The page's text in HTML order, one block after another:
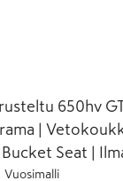
650hv
|
Seat |
Vuosimalli